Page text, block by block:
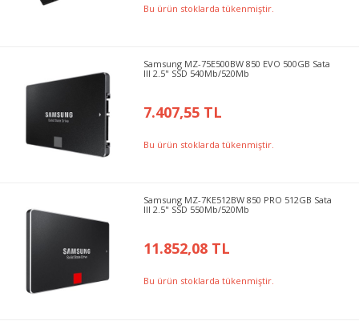
Bu ürün stoklarda tükenmiştir.
Samsung MZ-75E500BW 850 EVO 500GB Sata
III 2.5" SSD 540Mb/520Mb
7.407,55 TL
Bu ürün stoklarda tükenmiştir.
Samsung MZ-7KE512BW 850 PRO 512GB Sata
III 2.5" SSD 550Mb/520Mb
11.852,08 TL
Bu ürün stoklarda tükenmiştir.